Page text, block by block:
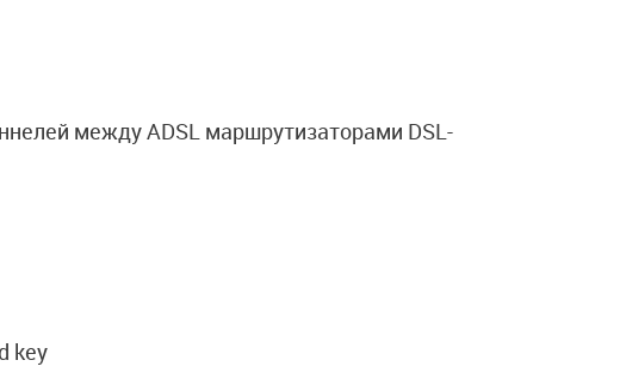
между ADSL маршрутизаторами DSL-
key